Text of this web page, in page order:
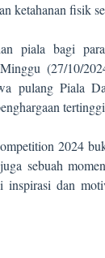
ketahanan fisik
piala bagi
(27/10/
pulang Piala
2024
sebuah
inspirasi dan